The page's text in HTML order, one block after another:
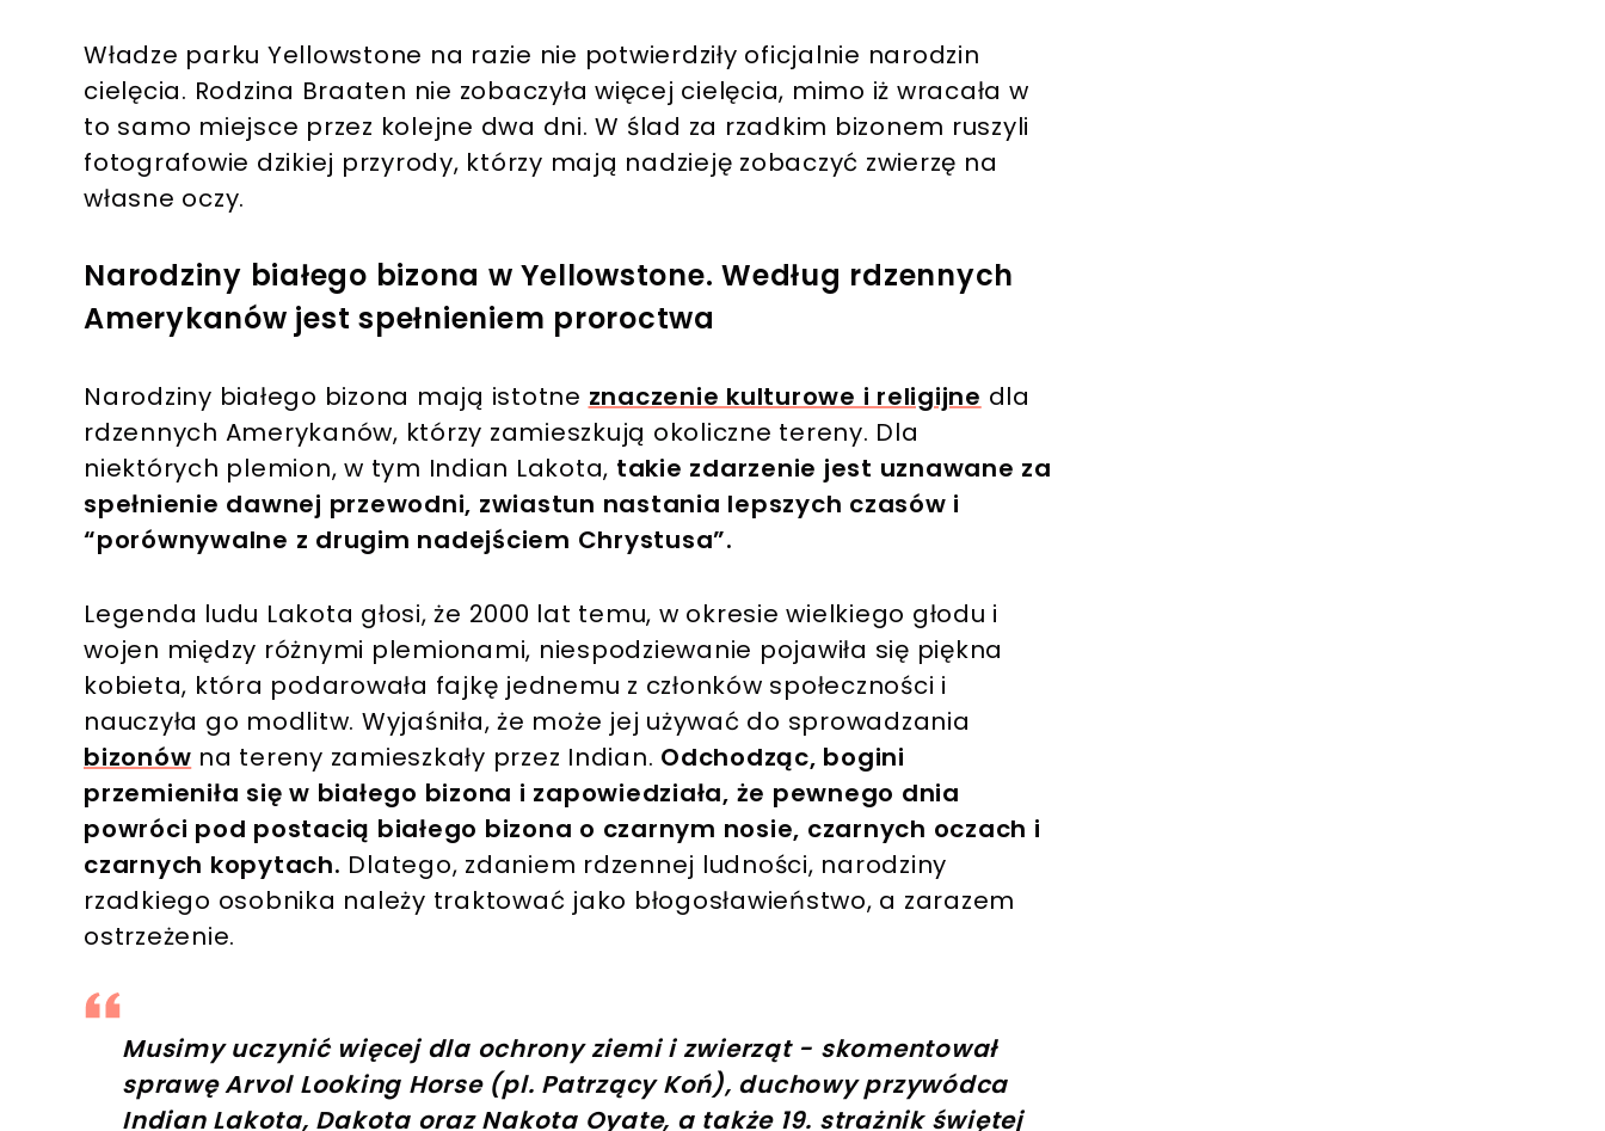
Władze parku Yellowstone na razie nie potwierdziły oficjalnie narodzin
cielęcia. Rodzina Braaten nie zobaczyła więcej cielęcia, mimo iż wracała w
to samo miejsce przez kolejne dwa dni. W ślad za rzadkim bizonem ruszyli
fotografowie dzikiej przyrody, którzy mają nadzieję zobaczyć zwierzę na
własne oczy.
Narodziny białego bizona w Yellowstone. Według rdzennych
Amerykanów jest spełnieniem proroctwa
Narodziny białego bizona mają istotne znaczenie kulturowe i religijne dla
rdzennych Amerykanów, którzy zamieszkują okoliczne tereny. Dla
niektórych plemion, w tym Indian Lakota, takie zdarzenie jest uznawane za
spełnienie dawnej przewodni, zwiastun nastania lepszych czasów i
“porównywalne z drugim nadejściem Chrystusa”.
Legenda ludu Lakota głosi, że 2000 lat temu, w okresie wielkiego głodu i
wojen między różnymi plemionami, niespodziewanie pojawiła się piękna
kobieta, która podarowała fajkę jednemu z członków społeczności i
nauczyła go modlitw. Wyjaśniła, że może jej używać do sprowadzania
bizonów na tereny zamieszkały przez Indian. Odchodząc, bogini
przemieniła się w białego bizona i zapowiedziała, że pewnego dnia
powróci pod postacią białego bizona o czarnym nosie, czarnych oczach i
czarnych kopytach. Dlatego, zdaniem rdzennej ludności, narodziny
rzadkiego osobnika należy traktować jako błogosławieństwo, a zarazem
ostrzeżenie.
Musimy uczynić więcej dla ochrony ziemi i zwierząt - skomentował
sprawę Arvol Looking Horse (pl. Patrzący Koń), duchowy przywódca
Indian Lakota, Dakota oraz Nakota Oyate, a także 19. strażnik świętej